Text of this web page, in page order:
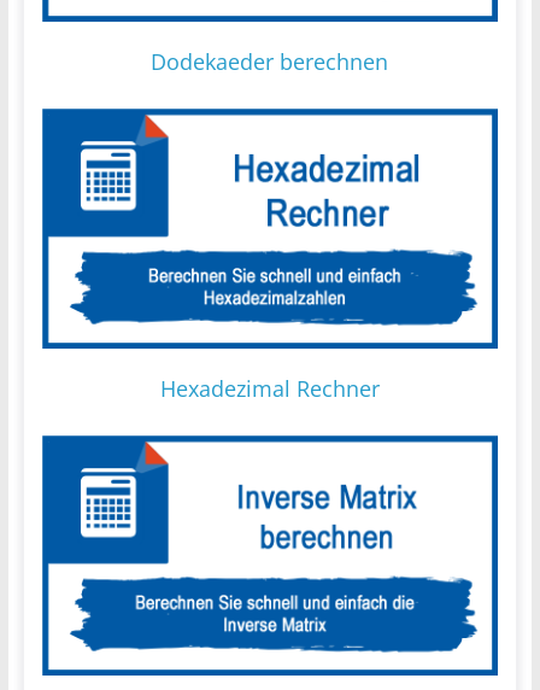
Dodekaeder berechnen
Hexadezimal Rechner